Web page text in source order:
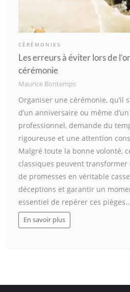
CÉRÉMONIES
Les erreurs à éviter lors de
cérémonie
Maurice Bontemps
Organiser une cérémonie, qu’il
d’un anniversaire ou même
professionnel, demande du
rigoureuse et une attention
Malgré toute la bonne volonté,
classiques peuvent
de promesses en véritable
déceptions et garantir un
essentiel de repérer ces pièges…
En savoir plus